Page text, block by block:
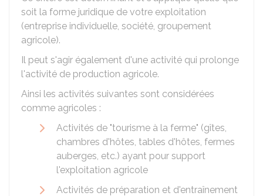
soit la forme juridique de votre exploitation
(entreprise individuelle, société, groupement
agricole).
Il peut s'agir également d'une activité qui prolonge
l'activité de production agricole.
Ainsi les activités suivantes sont considérées
comme agricoles :
Activités de "tourisme à la ferme" (gîtes,
chambres d'hôtes, tables d'hôtes, fermes
auberges, etc.) ayant pour support
l'exploitation agricole
Activités de préparation et d'entraînement